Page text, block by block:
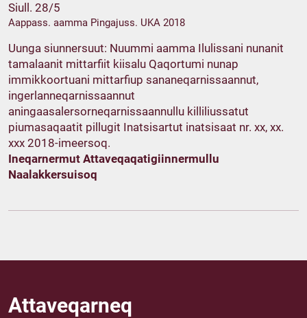
Siull. 28/5
Aappass. aamma Pingajuss. UKA 2018
Uunga siunnersuut: Nuummi aamma Ilulissani nunanit
tamalaanit mittarfiit kiisalu Qaqortumi nunap
immikkoortuani mittarfiup sananeqarnissaannut,
ingerlanneqarnissaannut
aningaasalersorneqarnissaannullu killiliussatut
piumasaqaatit pillugit Inatsisartut inatsisaat nr. xx, xx.
xxx 2018-imeersoq.
Ineqarnermut Attaveqaqatigiinnermullu
Naalakkersuisoq
Attaveqarneq